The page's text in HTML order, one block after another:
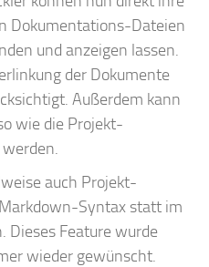
Dokumentations-Dateien
und anzeigen lassen.
der Dokumente
Außerdem kann
wie die Projekt-
auch Projekt-
Syntax statt im
Dieses Feature wurde
wieder gewünscht.